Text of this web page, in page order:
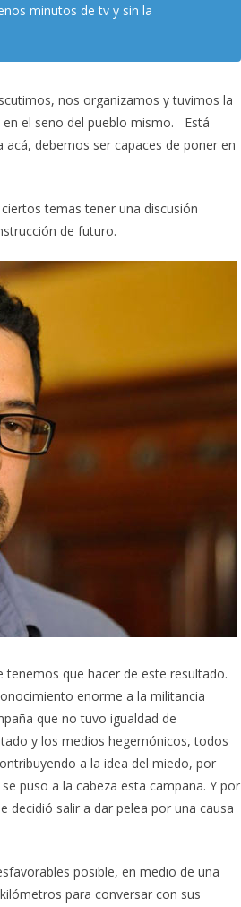
minutos de tv y sin la
nos organizamos y tuvimos la
el seno del pueblo mismo. Está
debemos ser capaces de poner en
temas tener una discusión
de futuro.
tenemos que hacer de este resultado.
enorme a la militancia
que no tuvo igualdad de
y los medios hegemónicos, todos
a la idea del miedo, por
puso a la cabeza esta campaña. Y por
salir a dar pelea por una causa
posible, en medio de una
para conversar con sus